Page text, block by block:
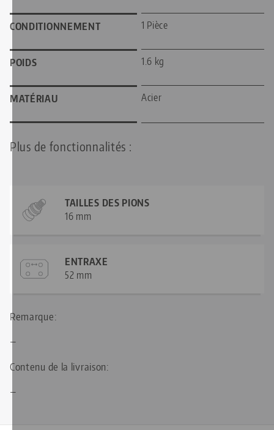
CONDITIONNEMENT 1 Pièce
POIDS 1.6 kg
MATÉRIAU Acier
Plus de fonctionnalités :
TAILLES DES PIONS
16 mm
ENTRAXE
52 mm
Remarque:
—
Contenu de la livraison:
—